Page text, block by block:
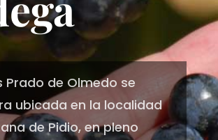
Prado de Olmedo se
ubicada en la localidad
de Pidio, en pleno